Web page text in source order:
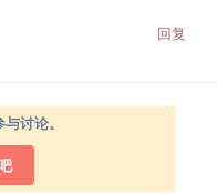
回复
讨论。